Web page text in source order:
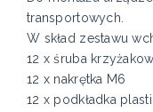
transportowych.
W skład zestawu
12 x śruba
12 x nakrętka M6
12 x podkładka